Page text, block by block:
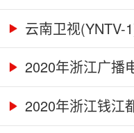
云南卫视(YNTV-
2020年浙江广播
2020年浙江钱江